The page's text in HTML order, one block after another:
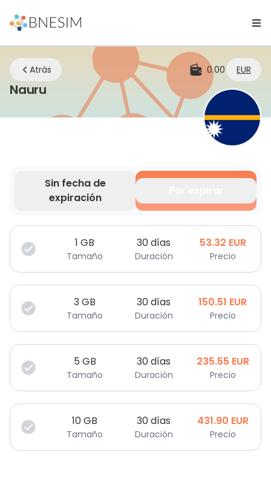
Atrás 0.00 EUR
Nauru eSIM | Mantente conectado
Sin fecha de
expiración
Tus datos son válidos por un tiempo limitado.
1 GB
Tamaño
30 días
Duración
53.32 EUR
Precio
3GB
Tamaño
30 días
Duración
150.51 EUR
Precio
5 GB
Tamaño
30 días
Duración
235.55 EUR
Precio
10GB
Tamaño
30 días
Duración
431.90 EUR
Precio